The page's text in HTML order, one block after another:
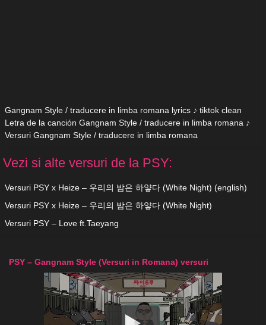
Gangnam Style / traducere in limba romana lyrics ♪ tiktok clean
Letra de la canción Gangnam Style / traducere in limba romana ♪
Versuri Gangnam Style / traducere in limba romana
Vezi si alte versuri de la PSY:
Versuri PSY x Heize – 우리의 밤은 하얗다 (White Night) (english)
Versuri PSY x Heize – 우리의 밤은 하얗다 (White Night)
Versuri PSY – Love ft.Taeyang
PSY – Gangnam Style (Versuri in Romana) versuri